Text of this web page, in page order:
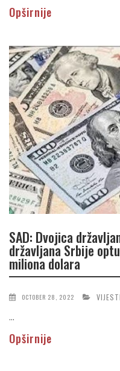
Opširnije
SAD: Dvojica
državljana Srbije
miliona dolara
OCTOBER 28, 2022 VIJESTI
...
Opširnije